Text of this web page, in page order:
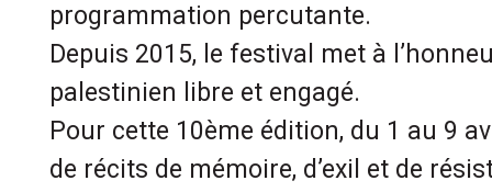
programmation percutante.
Depuis 2015, le festival met à
palestinien libre et engagé.
Pour cette 10ème édition, du 1 au 9
de récits de mémoire, d’exil et de